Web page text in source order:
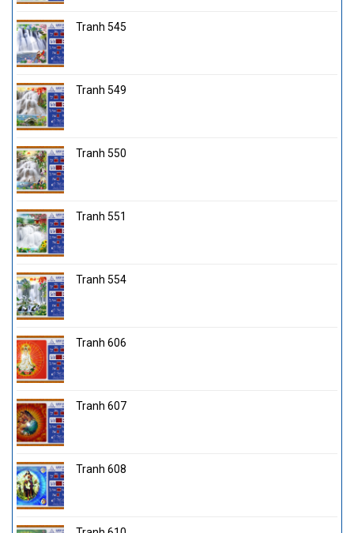
Tranh 545
Tranh 549
Tranh 550
Tranh 551
Tranh 554
Tranh 606
Tranh 607
Tranh 608